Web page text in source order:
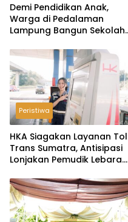
Demi Pendidikan Anak,
Warga di Pedalaman
Lampung Bangun Sekolah
Peristiwa
HKA Siagakan Layanan Tol
Trans Sumatra, Antisipasi
Lonjakan Pemudik Lebaran